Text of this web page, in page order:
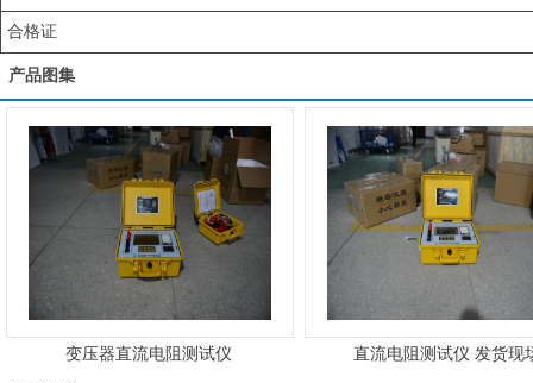
合格证
产品图集
变压器直流电阻测试仪 直流电阻测试仪 发货现